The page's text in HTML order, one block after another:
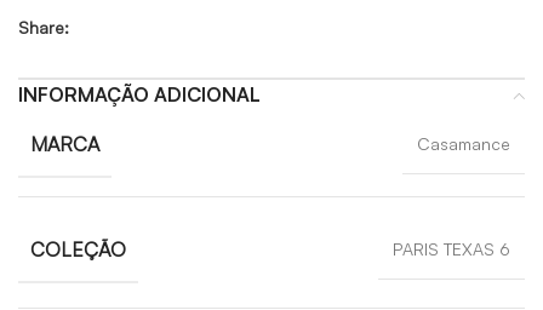
Share:
INFORMAÇÃO ADICIONAL
MARCA Casamance
COLEÇÃO PARIS TEXAS 6